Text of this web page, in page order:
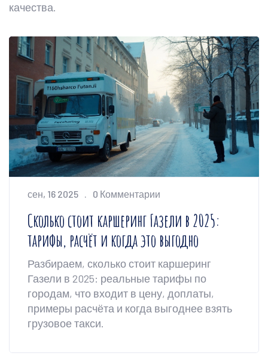
качества.
сен, 16 2025 0 Комментарии
Сколько стоит каршеринг Газели в 2025:
тарифы, расчёт и когда это выгодно
Разбираем, сколько стоит каршеринг
Газели в 2025: реальные тарифы по
городам, что входит в цену, доплаты,
примеры расчёта и когда выгоднее взять
грузовое такси.